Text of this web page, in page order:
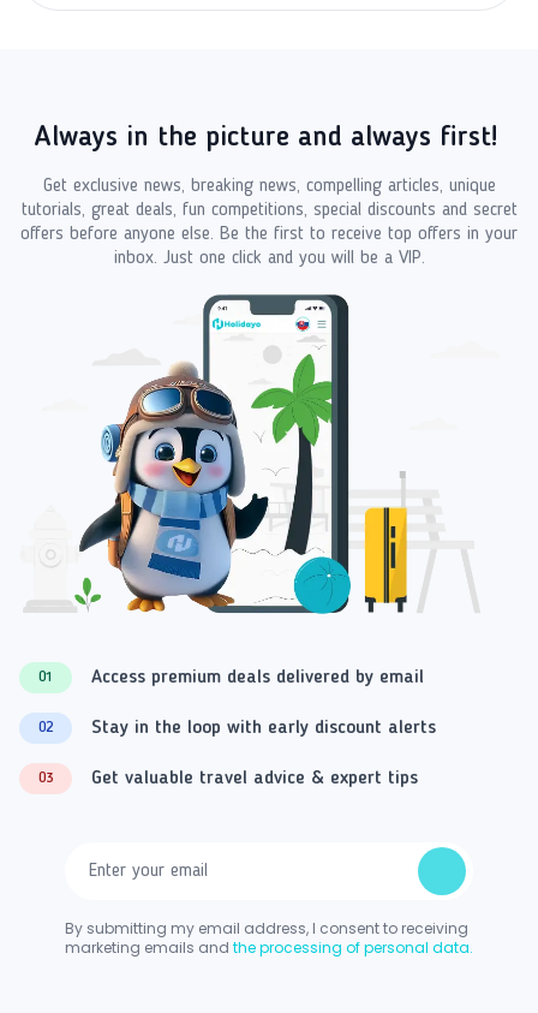
Always in the picture and always first!
Get exclusive news, breaking news, compelling articles, unique
tutorials, great deals, fun competitions, special discounts and secret
offers before anyone else. Be the first to receive top offers in your
inbox. Just one click and you will be a VIP.
01 Access premium deals delivered by email
02 Stay in the loop with early discount alerts
03 Get valuable travel advice & expert tips
By submitting my email address, I consent to receiving
marketing emails and the processing of personal data.